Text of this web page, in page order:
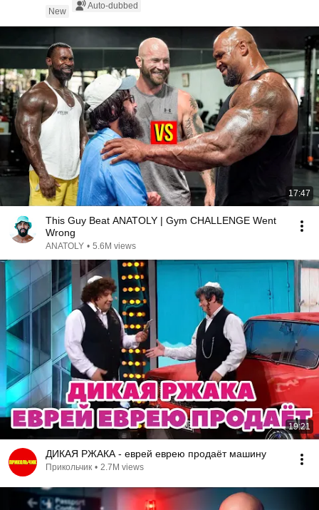
New
Auto-dubbed
17:47
This Guy Beat ANATOLY | Gym CHALLENGE Went
Wrong
ANATOLY • 5.6M views
19:21
ДИКАЯ РЖАКА - еврей еврею продаёт машину
Прикольчик • 2.7M views